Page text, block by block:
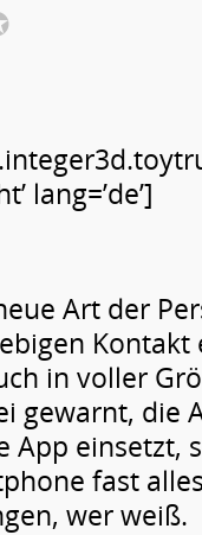
lang=’de’]
Art der
Kontakt
in voller
gewarnt, die
App einsetzt,
fast
wer weiß.